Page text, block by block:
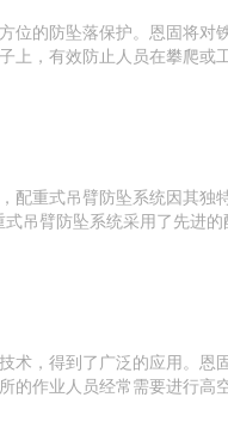
位的防坠落保护。恩固将对
上，有效防止人员在攀爬或
配重式吊臂防坠系统因其独
吊臂防坠系统采用了先进
术，得到了广泛的应用。恩
的作业人员经常需要进行高